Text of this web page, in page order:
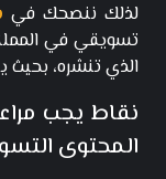
لذلك ننصحك في
تسويقي في
الذي تنشره، بحيث
نقاط يجب
المحتوى